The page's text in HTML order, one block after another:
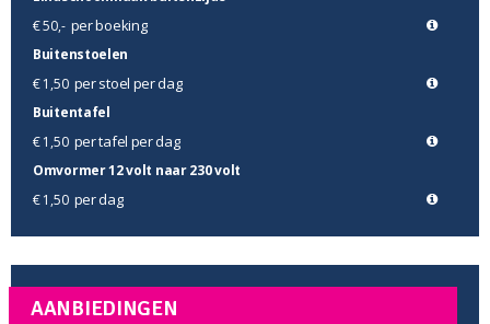
€ 50,- per boeking
Buitenstoelen
€ 1,50 per stoel per dag
Buitentafel
€ 1,50 per tafel per dag
Omvormer 12 volt naar 230 volt
€ 1,50 per dag
AANBIEDINGEN